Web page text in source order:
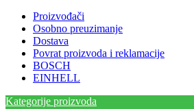
Proizvođači
Osobno preuzimanje
Dostava
Povrat proizvoda i reklamacije
BOSCH
EINHELL
Kategorije proizvoda